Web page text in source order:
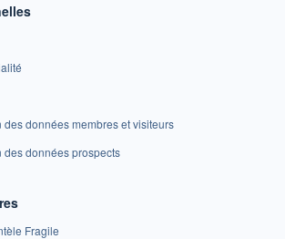
données membres et visiteurs
données prospects
Fragile